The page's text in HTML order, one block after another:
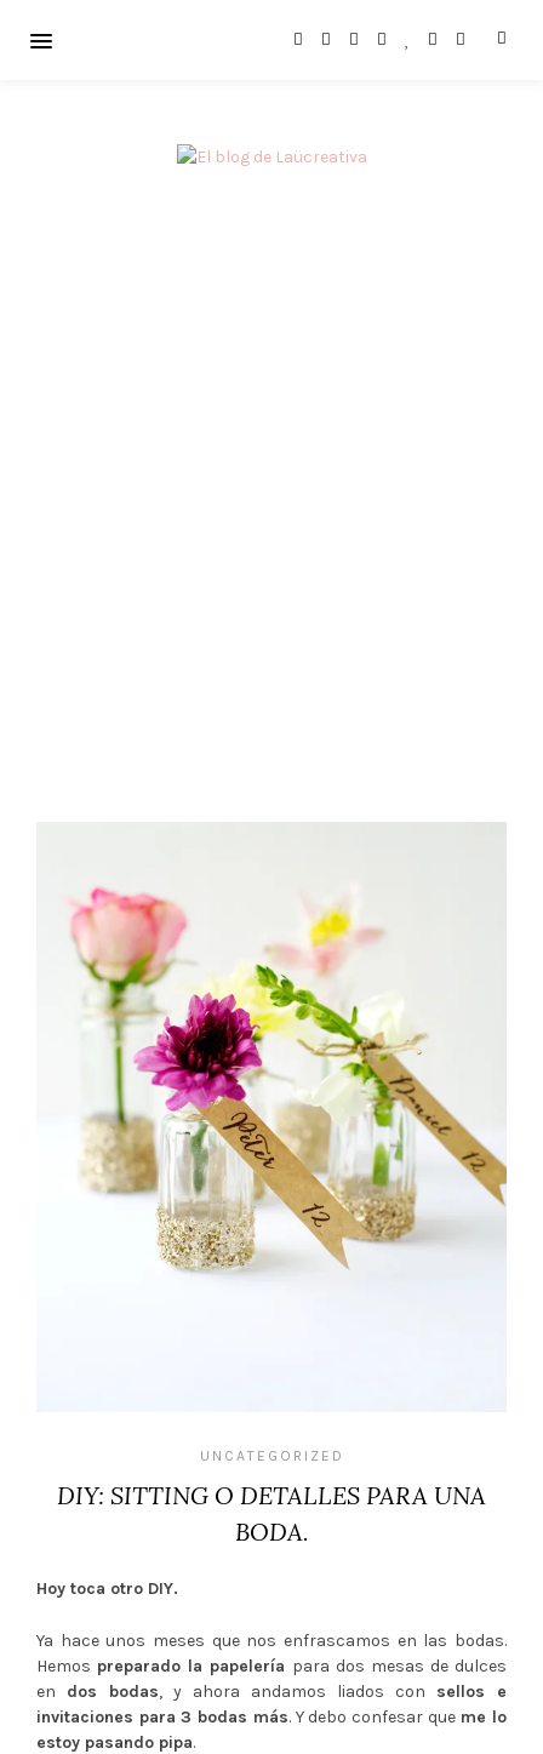
UNCATEGORIZED
DIY: SITTING O DETALLES PARA UNA
BODA.
Hoy toca otro DIY.
Ya hace unos meses que nos enfrascamos en las bodas.
Hemos preparado la papelería para dos mesas de dulces
en dos bodas, y ahora andamos liados con sellos e
invitaciones para 3 bodas más. Y debo confesar queme lo
estoy pasando pipa.